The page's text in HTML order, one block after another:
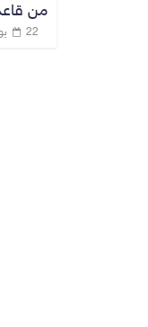
من
22 يونيو، 2019